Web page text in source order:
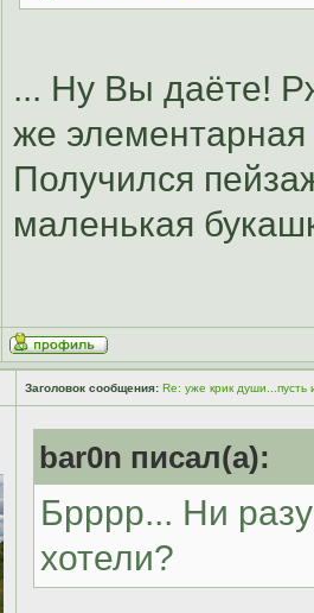
... Ну Вы даёте!
же элементарная
Получился
маленькая
Заголовок сообщения: Re: уже крик
bar0n писал(а):
Брррр... Ни
хотели?